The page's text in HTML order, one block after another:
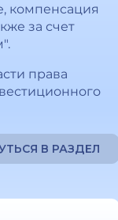
компенсация
за счет
права
В РАЗДЕЛ